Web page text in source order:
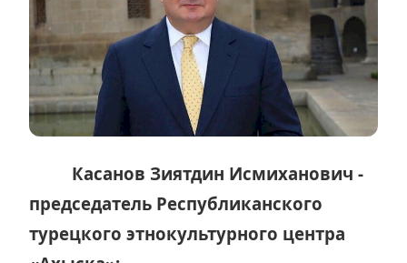
Касанов Зиятдин Исмиханович -
председатель Республиканского
турецкого этнокультурного центра